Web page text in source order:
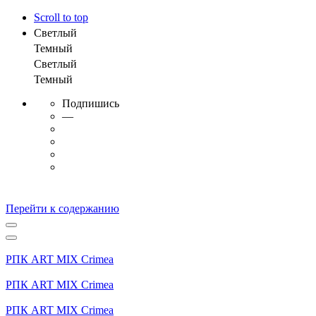
Scroll to top
Светлый
Темный
Светлый
Темный
Подпишись
—
Перейти к содержанию
РПК ART MIX Crimea
РПК ART MIX Crimea
РПК ART MIX Crimea